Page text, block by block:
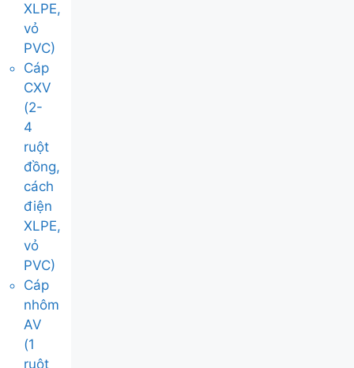
XLPE,
vỏ
PVC)
Cáp
CXV
(2-
4
ruột
đồng,
cách
điện
XLPE,
vỏ
PVC)
Cáp
nhôm
AV
(1
ruột